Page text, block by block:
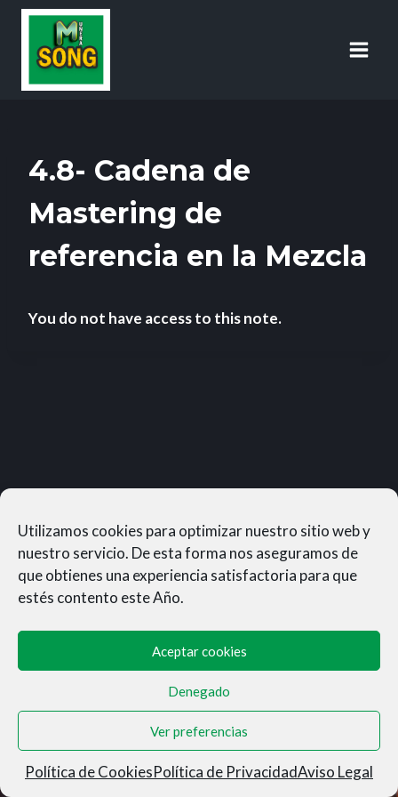
Utilizamos cookies para optimizar nuestro sitio web y
nuestro servicio. De esta forma nos aseguramos de
que obtienes una experiencia satisfactoria para que
estés contento este Año.
Aceptar cookies
Denegado
Ver preferencias
Política de CookiesPolítica de PrivacidadAviso Legal
4.8- Cadena de
Mastering de
referencia en la Mezcla
You do not have access to this note.
MUNERASONG®- © 2026
Aviso Legal|Privacidad|Condiciones de Venta|
Cookies